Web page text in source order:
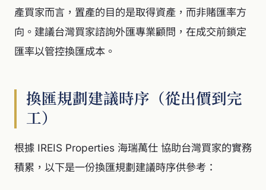
產買家而言，置產的目的是取得資產，而非賭匯率方
向。建議台灣買家諮詢外匯專業顧問，在成交前鎖定
匯率以管控換匯成本。
換匯規劃建議時序（從出價到完
工）
根據 IREIS Properties 海瑞萬仕 協助台灣買家的實務
積累，以下是一份換匯規劃建議時序供參考：